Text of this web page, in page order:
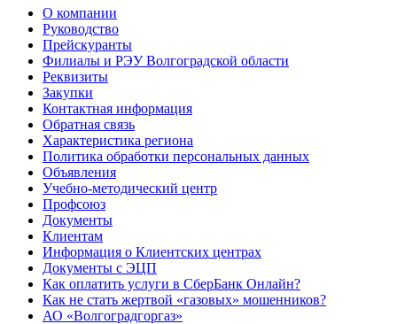
О компании
Руководство
Прейскуранты
Филиалы и РЭУ Волгоградской области
Реквизиты
Закупки
Контактная информация
Обратная связь
Характеристика региона
Политика обработки персональных данных
Oбъявления
Учебно-методический центр
Профсоюз
Документы
Клиентам
Информация о Клиентских центрах
Документы с ЭЦП
Как оплатить услуги в СберБанк Онлайн?
Как не стать жертвой «газовых» мошенников?
АО «Волгоградгоргаз»